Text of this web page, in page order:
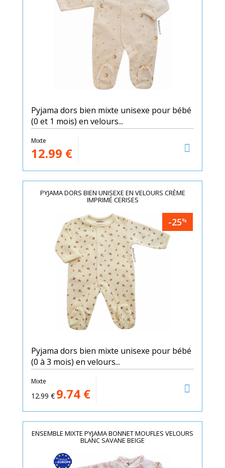
Pyjama dors bien mixte unisexe pour bébé
(0 et 1 mois) en velours...
Mixte
12.99 €
PYJAMA DORS BIEN UNISEXE EN VELOURS CRÈME
IMPRIMÉ CERISES
-25%
Pyjama dors bien mixte unisexe pour bébé
(0 à 3 mois) en velours...
Mixte
12.99 € 9.74 €
ENSEMBLE MIXTE PYJAMA BONNET MOUFLES VELOURS
BLANC SAVANE BEIGE